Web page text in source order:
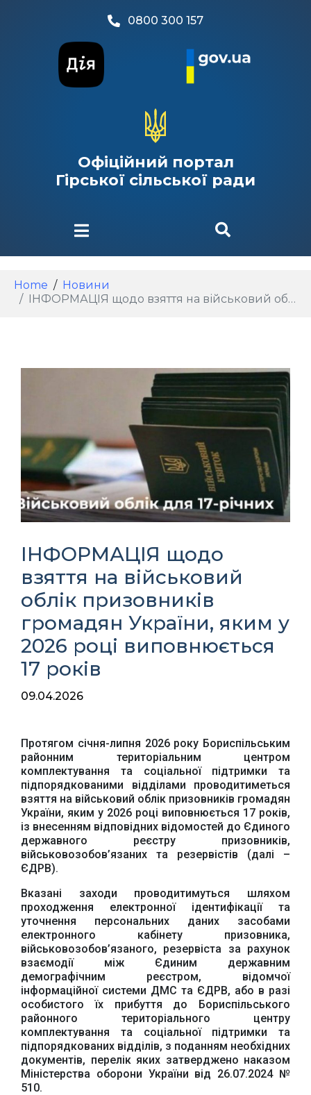
0800 300 157
Офіційний портал
Гірської сільської ради
Home
Новини
ІНФОРМАЦІЯ щодо взяття на військовий облік призовників громадян України, яким у 2026 році виповнюється 17 років
ІНФОРМАЦІЯ щодо
взяття на військовий
облік призовників
громадян України, яким у
2026 році виповнюється
17 років
09.04.2026
Протягом січня-липня 2026 року Бориспільським
районним територіальним центром
комплектування та соціальної підтримки та
підпорядкованими відділами проводитиметься
взяття на військовий облік призовників громадян
України, яким у 2026 році виповнюється 17 років,
із внесенням відповідних відомостей до Єдиного
державного реєстру призовників,
військовозобов’язаних та резервістів (далі –
ЄДРВ).
Вказані заходи проводитимуться шляхом
проходження електронної ідентифікації та
уточнення персональних даних засобами
електронного кабінету призовника,
військовозобов’язаного, резервіста за рахунок
взаємодії між Єдиним державним
демографічним реєстром, відомчої
інформаційної системи ДМС та ЄДРВ, або в разі
особистого їх прибуття до Бориспільського
районного територіального центру
комплектування та соціальної підтримки та
підпорядкованих відділів, з поданням необхідних
документів, перелік яких затверджено наказом
Міністерства оборони України від 26.07.2024 №
510.